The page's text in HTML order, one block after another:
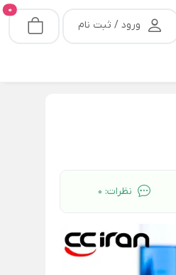
ورود / ثبت نام
0
نظرات: 0